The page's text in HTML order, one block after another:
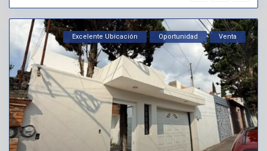
Excelente Ubicación Oportunidad Venta